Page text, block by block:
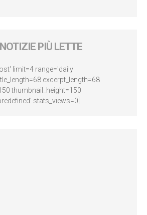
PIÙ LETTE
limit=4 range='daily'
excerpt_length=68
thumbnail_height=150
stats_views=0]